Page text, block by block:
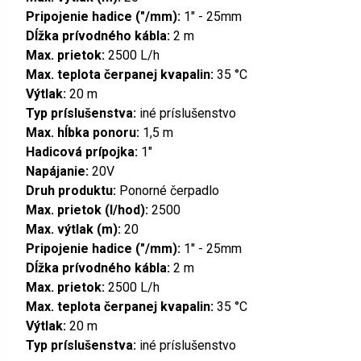
Pripojenie hadice ("/mm): 1" - 25mm
Dĺžka prívodného kábla: 2 m
Max. prietok: 2500 L/h
Max. teplota čerpanej kvapalin: 35 °C
Výtlak: 20 m
Typ príslušenstva: iné príslušenstvo
Max. hĺbka ponoru: 1,5 m
Hadicová prípojka: 1"
Napájanie: 20V
Druh produktu: Ponorné čerpadlo
Max. prietok (l/hod): 2500
Max. výtlak (m): 20
Pripojenie hadice ("/mm): 1" - 25mm
Dĺžka prívodného kábla: 2 m
Max. prietok: 2500 L/h
Max. teplota čerpanej kvapalin: 35 °C
Výtlak: 20 m
Typ príslušenstva: iné príslušenstvo